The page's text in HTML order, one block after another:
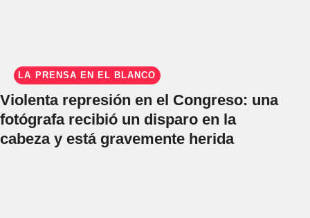
LA PRENSA EN EL BLANCO
Violenta represión en el Congreso: una
fotógrafa recibió un disparo en la
cabeza y está gravemente herida